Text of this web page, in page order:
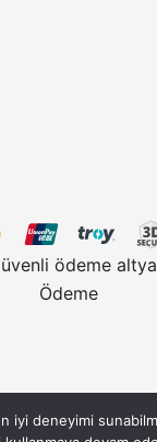
ödeme
Ödeme
alışveriş için
iyi deneyimi